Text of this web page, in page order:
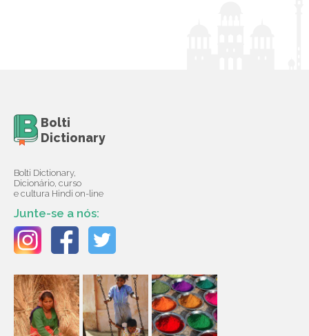
Bolti
Dictionary
Bolti Dictionary,
Dicionário, curso
e cultura Hindi on-line
Junte-se a nós: